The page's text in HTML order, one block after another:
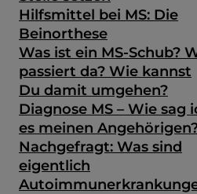
Hilfsmittel bei MS: Die
Beinorthese
Was ist ein MS-Schub?
passiert da? Wie kannst
Du damit umgehen?
Diagnose MS – Wie sag
es meinen
Nachgefragt: Was sind
eigentlich